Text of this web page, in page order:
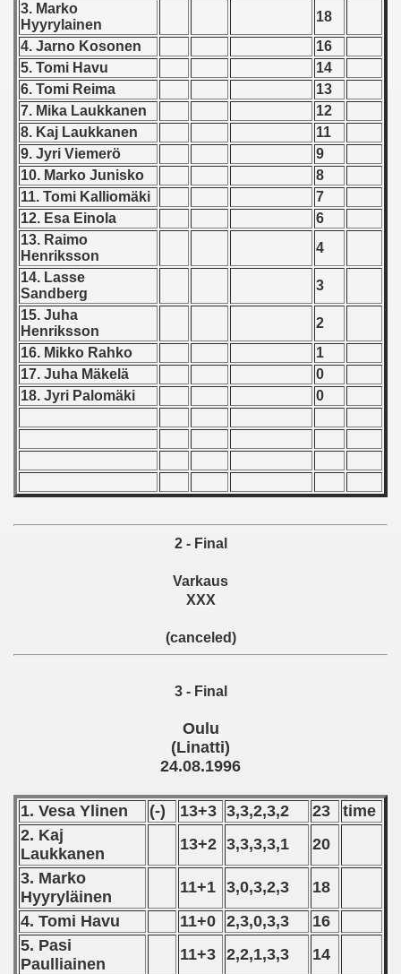
3. Marko
Hyyrylainen
18
4. Jarno Kosonen
16
5. Tomi Havu
14
6. Tomi Reima
13
7. Mika Laukkanen
12
8. Kaj Laukkanen
11
9. Jyri Viemerö
9
10. Marko Junisko
8
11. Tomi Kalliomäki
7
12. Esa Einola
6
13. Raimo
Henriksson
4
14. Lasse
Sandberg
3
15. Juha
Henriksson
2
16. Mikko Rahko
1
17. Juha Mäkelä
0
18. Jyri Palomäki
0
2 - Final
Varkaus
XXX
(canceled)
3 - Final
Oulu
(Linatti)
24.08.1996
1. Vesa Ylinen (-) 13+3 3,3,2,3,2 23
time
2. Kaj
Laukkanen
13+2 3,3,3,3,1
20
3. Marko
Hyyryläinen
11+1 3,0,3,2,3
18
4. Tomi Havu
11+0 2,3,0,3,3
16
5. Pasi
Paulliainen
11+3 2,2,1,3,3
14
- 1956
- 1957
- 1958
- 1959
- 1960
- 1961
- 1962
- 1963
- 1964
- 1965
- 1966
- 1967
- 1968